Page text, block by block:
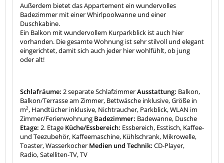
Außerdem bietet das Appartement ein wundervolles
Badezimmer mit einer Whirlpoolwanne und einer
Duschkabine.
Ein Balkon mit wundervollem Kurparkblick ist auch hier
vorhanden. Die gesamte Wohnung ist sehr stilvoll und elegant
eingerichtet, damit sich auch jeder hier wohlfühlt, ob jung
oder alt!
Schlafräume: 2 separate SchlafzimmerAusstattung: Balkon,
Balkon/Terrasse am Zimmer, Bettwäsche inklusive, Größe in
m², Handtücher inklusive, Nichtraucher, Parkblick, WLAN im
Zimmer/Ferienwohnung Badezimmer: Badewanne, Dusche
Etage: 2. Etage Küche/Essbereich: Essbereich, Esstisch, Kaffee-
und Teezubehör, Kaffeemaschine, Kühlschrank, Mikrowelle,
Toaster, Wasserkocher Medien und Technik: CD-Player,
Radio, Satelliten-TV, TV